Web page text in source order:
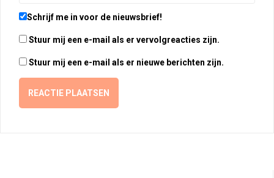
Schrijf me in voor de nieuwsbrief!
Stuur mij een e-mail als er vervolgreacties zijn.
Stuur mij een e-mail als er nieuwe berichten zijn.